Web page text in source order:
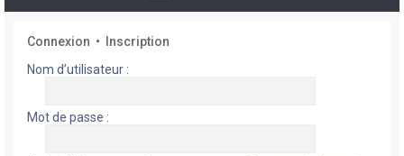
Connexion •
Inscription
Nom d’utilisateur :
Mot de passe :